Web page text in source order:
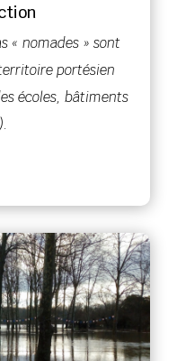
« nomades » sont
portésien
écoles, bâtiments